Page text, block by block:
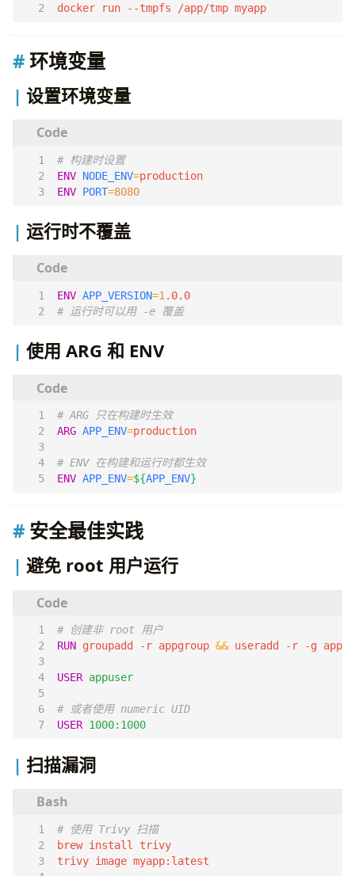
docker run --tmpfs /app/tmp myapp
环境变量
设置环境变量
# 构建时设置
ENV NODE_ENV=
ENV PORT=8080
运行时不覆盖
ENV APP_VERSION=1 .0.0
# 运行时可以用 -e 覆盖
使用 ARG 和 ENV
# ARG 只在构建时生效
ARG APP_ENV=
# ENV 在构建和运行时都生效
ENV APP_ENV=${APP_ENV}
安全最佳实践
避免 root 用户运行
# 创建非 root 用户
RUN groupadd -r appgroup && useradd -r -g
USER appuser
# 或者使用 numeric UID
USER 1000:1000
扫描漏洞
# 使用 Trivy 扫描